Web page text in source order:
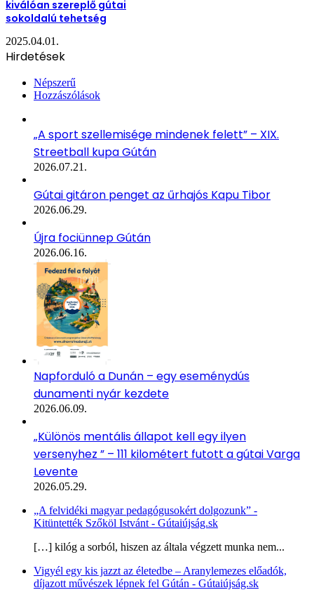
kiválóan szereplő gútai
sokoldalú tehetség
2025.04.01.
Hirdetések
Népszerű
Hozzászólások
„A sport szellemisége mindenek felett” – XIX.
Streetball kupa Gútán
2026.07.21.
Gútai gitáron penget az űrhajós Kapu Tibor
2026.06.29.
Újra fociünnep Gútán
2026.06.16.
Napforduló a Dunán – egy eseménydús
dunamenti nyár kezdete
2026.06.09.
„Különös mentális állapot kell egy ilyen
versenyhez ” – 111 kilométert futott a gútai Varga
Levente
2026.05.29.
„A felvidéki magyar pedagógusokért dolgozunk” -
Kitüntették Szőköl Istvánt - Gútaiújság.sk
[…] kilóg a sorból, hiszen az általa végzett munka nem...
Vigyél egy kis jazzt az életedbe – Aranylemezes előadók,
díjazott művészek lépnek fel Gútán - Gútaiújság.sk